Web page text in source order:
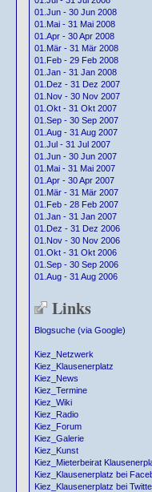
01.Jun - 30 Jun 2008
01.Mai - 31 Mai 2008
01.Apr - 30 Apr 2008
01.Mär - 31 Mär 2008
01.Feb - 29 Feb 2008
01.Jan - 31 Jan 2008
01.Dez - 31 Dez 2007
01.Nov - 30 Nov 2007
01.Okt - 31 Okt 2007
01.Sep - 30 Sep 2007
01.Aug - 31 Aug 2007
01.Jul - 31 Jul 2007
01.Jun - 30 Jun 2007
01.Mai - 31 Mai 2007
01.Apr - 30 Apr 2007
01.Mär - 31 Mär 2007
01.Feb - 28 Feb 2007
01.Jan - 31 Jan 2007
01.Dez - 31 Dez 2006
01.Nov - 30 Nov 2006
01.Okt - 31 Okt 2006
01.Sep - 30 Sep 2006
01.Aug - 31 Aug 2006
Links
Blogsuche (via Google)
Kiez_Netzwerk
Kiez_Klausenerplatz
Kiez_News
Kiez_Termine
Kiez_Wiki
Kiez_Radio
Kiez_Forum
Kiez_Galerie
Kiez_Kunst
Kiez_Mieterbeirat
Kiez_Klausenerplatz bei
Kiez_Klausenerplatz bei